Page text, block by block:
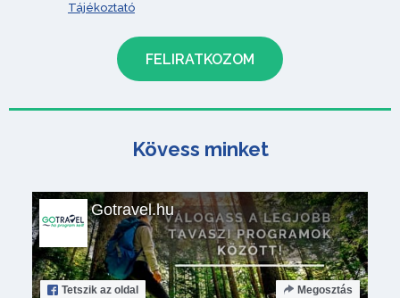
Tájékoztató
Kövess minket
Gotravel.hu
Tetszik az oldal Megosztás